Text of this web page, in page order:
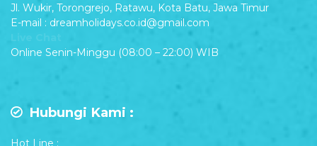
Jl. Wukir, Torongrejo, Ratawu, Kota Batu, Jawa Timur
E-mail : dreamholidays.co.id@gmail.com
Online Senin-Minggu (08:00 – 22:00) WIB
Hubungi Kami :
Hot Line :